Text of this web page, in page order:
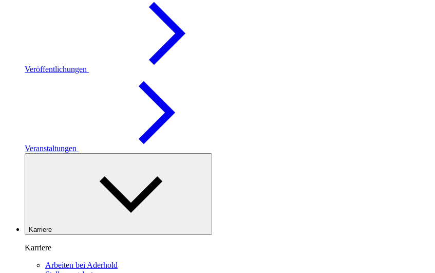
Veröffentlichungen
Veranstaltungen
Karriere
Karriere
Arbeiten bei Aderhold